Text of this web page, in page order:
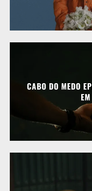
CABO DO MEDO